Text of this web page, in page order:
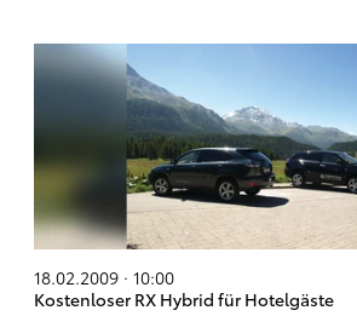
18.02.2009 · 10:00
Kostenloser RX Hybrid für Hotelgäste